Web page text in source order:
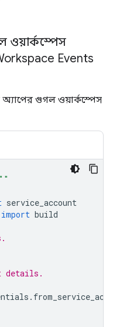
ওয়ার্কস্পেস
Events
অ্যাপের গুগল ওয়ার্কস্পেস
service_account
import build
details.
.